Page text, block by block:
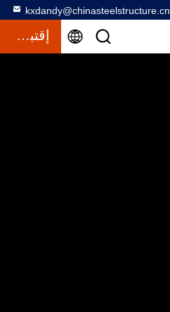
kxdandy@chinasteelstructure.cn
إقتباس